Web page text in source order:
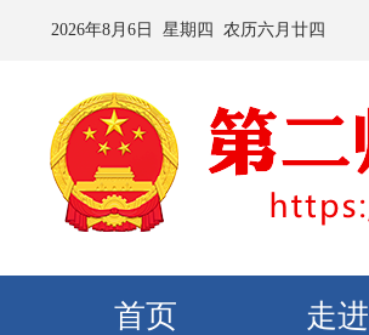
2026年8月 6 日 星期 四 农历六月廿四
首页 走进